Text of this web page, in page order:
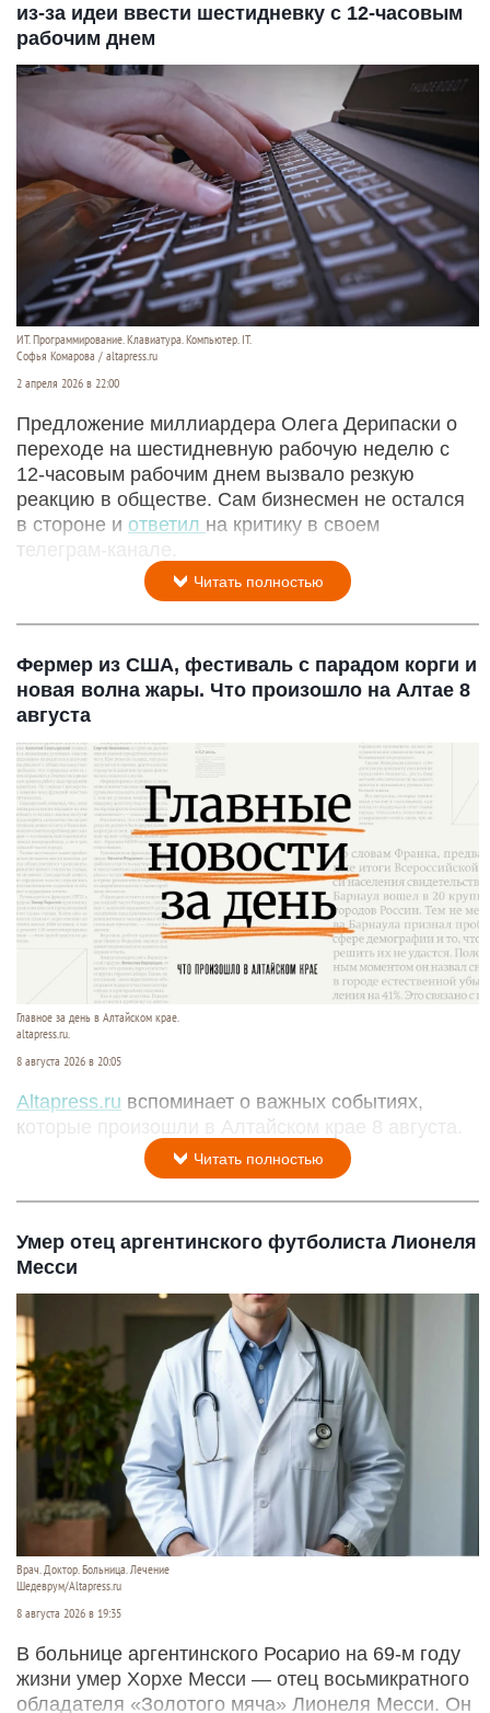
из‑за идеи ввести шестидневку с 12‑часовым
рабочим днем
ИТ. Программирование. Клавиатура. Компьютер. IT.
Софья Комарова / altapress.ru
2 апреля 2026 в 22:00
Предложение миллиардера Олега Дерипаски о
переходе на шестидневную рабочую неделю с
12‑часовым рабочим днем вызвало резкую
реакцию в обществе. Сам бизнесмен не остался
в стороне и ответил на критику в своем
телеграм‑канале.
Читать полностью
Фермер из США, фестиваль с парадом корги и
новая волна жары. Что произошло на Алтае 8
августа
Главное за день в Алтайском крае.
altapress.ru.
8 августа 2026 в 20:05
Altapress.ru вспоминает о важных событиях,
которые произошли в Алтайском крае 8 августа.
Читать полностью
Умер отец аргентинского футболиста Лионеля
Месси
Врач. Доктор. Больница. Лечение
Шедеврум/Altapress.ru
8 августа 2026 в 19:35
В больнице аргентинского Росарио на 69-м году
жизни умер Хорхе Месси — отец восьмикратного
обладателя «Золотого мяча» Лионеля Месси. Он